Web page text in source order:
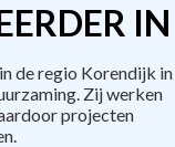
IN
de regio Korendijk in
Zij werken
projecten